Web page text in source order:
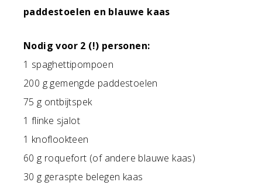
paddestoelen en blauwe kaas
Nodig voor 2 (!) personen:
1 spaghettipompoen
200 g gemengde paddestoelen
75 g ontbijtspek
1 flinke sjalot
1 knoflookteen
60 g roquefort (of andere blauwe kaas)
30 g geraspte belegen kaas